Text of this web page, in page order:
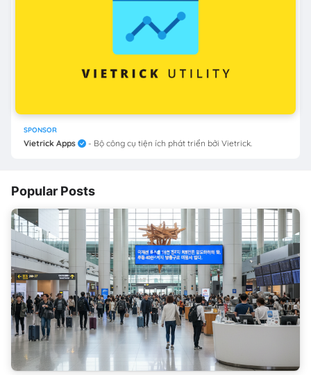
SPONSOR
Vietrick Apps - Bộ công cụ tiện ích phát triển bởi Vietrick.
Popular Posts